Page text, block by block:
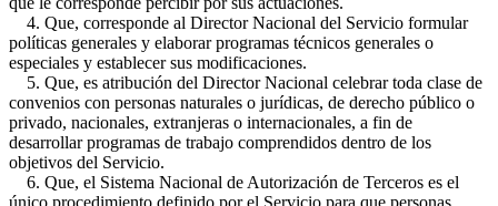
4. Que, corresponde al Director Nacional del Servicio formular
políticas generales y elaborar programas técnicos generales o
especiales y establecer sus modificaciones.
5. Que, es atribución del Director Nacional celebrar toda clase de
convenios con personas naturales o jurídicas, de derecho público o
privado, nacionales, extranjeras o internacionales, a fin de
desarrollar programas de trabajo comprendidos dentro de los
objetivos del Servicio.
6. Que, el Sistema Nacional de Autorización de Terceros es el
único procedimiento definido por el Servicio para que personas